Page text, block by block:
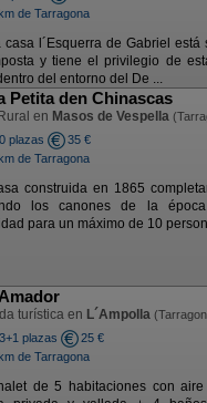
de Tarragona
casa l´Esquerra de Gabriel
y tiene el privilegio de
del entorno del De ...
Petita den Chinascas
en Masos de Vespella
plazas
35 €
de Tarragona
construida en 1865
los canones de la
para un máximo de 10
turística en L´Ampolla
plazas
25 €
de Tarragona
de 5 habitaciones con